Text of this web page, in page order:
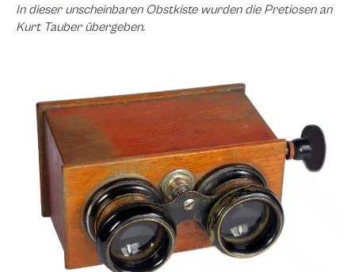
In dieser unscheinbaren Obstkiste wurden die Pretiosen an
Kurt Tauber übergeben.